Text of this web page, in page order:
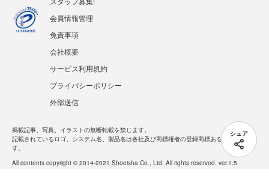
シェア
会員情報管理
免責事項
会社概要
サービス利用規約
プライバシーポリシー
外部送信
掲載記事、写真、イラストの無断転載を禁じます。
記載されているロゴ、システム名、製品名は各社及び商標権者の登録商標あるいは商標で
す。
All contents copyright © 2014-2021 Shoeisha Co., Ltd. All rights reserved. ver.1.5